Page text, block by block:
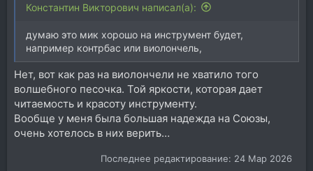
Константин Викторович написал(а):
думаю это мик хорошо на инструмент будет,
например контрбас или виолончель,
Нет, вот как раз на виолончели не хватило того
волшебного песочка. Той яркости, которая дает
читаемость и красоту инструменту.
Вообще у меня была большая надежда на Союзы,
очень хотелось в них верить…
Последнее редактирование: 24 Мар 2026